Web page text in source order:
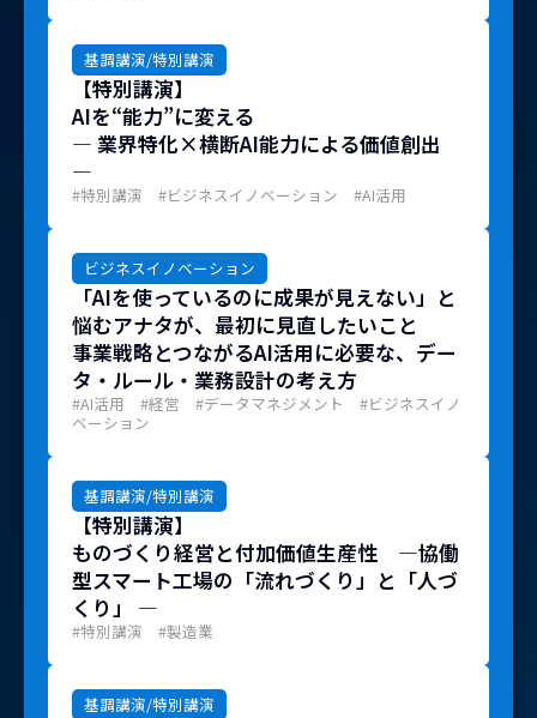
基調講演/特別講演
【特別講演】
AIを“能力”に変える
― 業界特化×横断AI能力による価値創出
―
#特別講演 #ビジネスイノベーション #AI活用
ビジネスイノベーション
「AIを使っているのに成果が見えない」と
悩むアナタが、最初に見直したいこと
事業戦略とつながるAI活用に必要な、デー
タ・ルール・業務設計の考え方
#AI活用 #経営 #データマネジメント #ビジネスイノ
ベーション
基調講演/特別講演
【特別講演】
ものづくり経営と付加価値生産性 ―協働
型スマート工場の「流れづくり」と「人づ
くり」 ―
#特別講演 #製造業
基調講演/特別講演